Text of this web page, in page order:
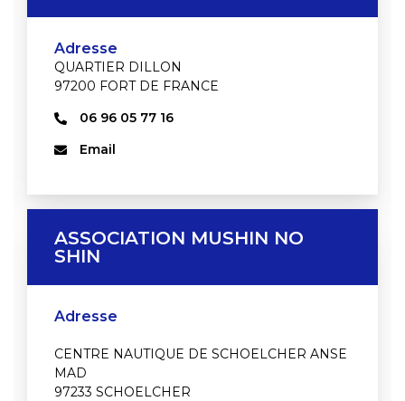
Adresse
QUARTIER DILLON
97200 FORT DE FRANCE
06 96 05 77 16
Email
ASSOCIATION MUSHIN NO
SHIN
Adresse
CENTRE NAUTIQUE DE SCHOELCHER ANSE
MAD
97233 SCHOELCHER